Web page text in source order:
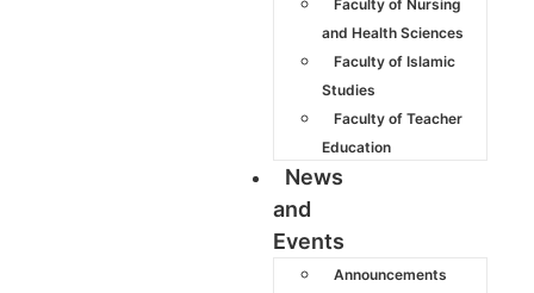
Faculty of Nursing
and Health Sciences
Faculty of Islamic
Studies
Faculty of Teacher
Education
News
and
Events
Announcements